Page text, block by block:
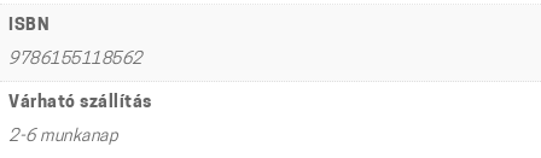
ISBN
9786155118562
Várható szállítás
2-6 munkanap